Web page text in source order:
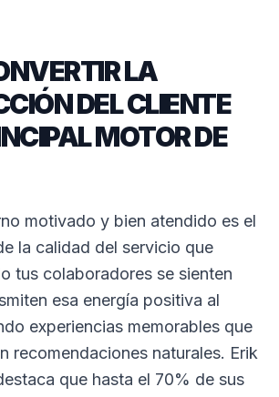
LA
DEL CLIENTE
MOTOR DE
motivado y bien atendido es el
la calidad del servicio que
tus colaboradores se sienten
esa energía positiva al
experiencias memorables que
recomendaciones naturales. Erik
que hasta el 70% de sus